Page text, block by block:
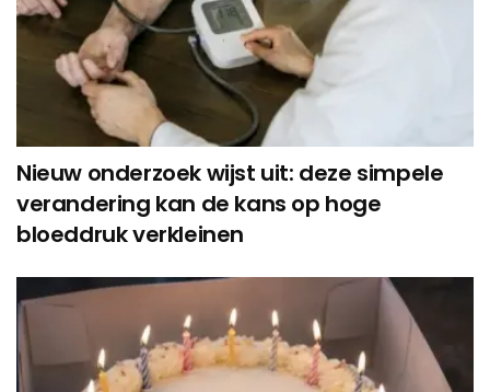
Nieuw onderzoek wijst uit: deze simpele
verandering kan de kans op hoge
bloeddruk verkleinen